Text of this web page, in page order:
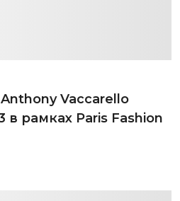
Vaccarello
в рамках Paris Fashion